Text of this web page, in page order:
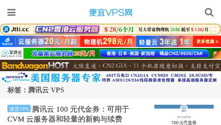
标签：腾讯云 VPS
便宜VPS
腾讯云 100 元代金券：可用于
CVM 云服务器和轻量的新购与续费